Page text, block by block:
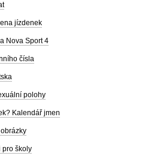
jízdenek
Nova Sport 4
čísla
polohy
Kalendář jmen
pro školy